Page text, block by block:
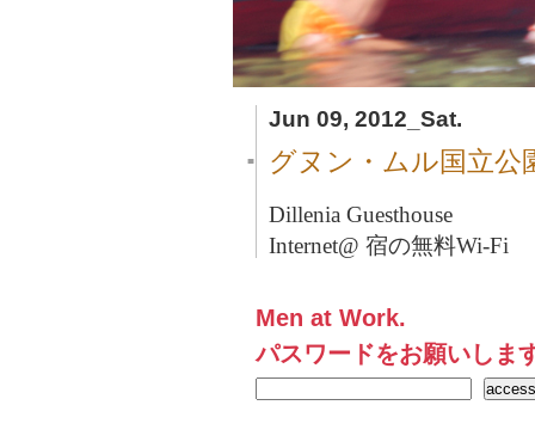
Jun 09, 2012_Sat.
■ グヌン・ムル国立
Dillenia Guesthouse
Internet@ 宿の無料Wi-Fi
Men at Work.
パスワードをお願いしま